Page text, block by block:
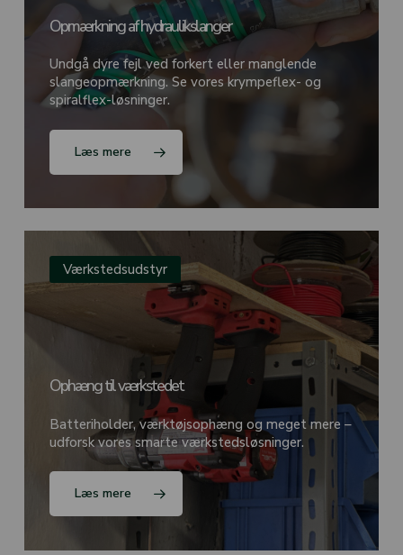
Ingen varer i kurven.
Opmærkning af hydraulikslanger
Undgå dyre fejl ved forkert eller manglende
slangeopmærkning. Se vores krympeflex- og
spiralflex-løsninger.
Læs mere
Værkstedsudstyr
Ophæng til værkstedet
Batteriholder, værktøjsophæng og meget mere –
udforsk vores smarte værkstedsløsninger.
Læs mere